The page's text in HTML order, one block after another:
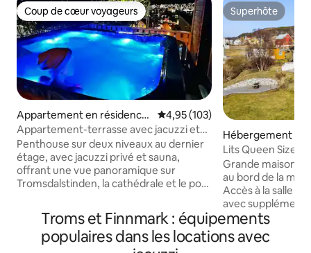
Coup de cœur voyageurs
Coup de cœur voyageurs
Appartement en résidence
⋅ Tromsø
Évaluation moyenne sur la
4,95 (103)
Appartement-terrasse avec jacuzzi et
sauna
Penthouse sur deux niveaux au dernier
étage, avec jacuzzi privé et sauna,
offrant une vue panoramique sur
Tromsdalstinden, la cathédrale et le pont
depuis le balcon ou le jacuzzi. Vue
spectaculaire sur la célébration du
Nouvel An depuis cette propriété. À
5 min à pied de toutes les activités de la
Superhôte
Superhôte
Hébergement ⋅
Lits Queen Size |
Jacuzzi
Grande maison
au bord de la mer
Accès à la salle
avec supplément
bois) ainsi qu'au
de 300 NOK par
chambres avec
Troms et Finnmark : équipements
populaires dans les locations avec